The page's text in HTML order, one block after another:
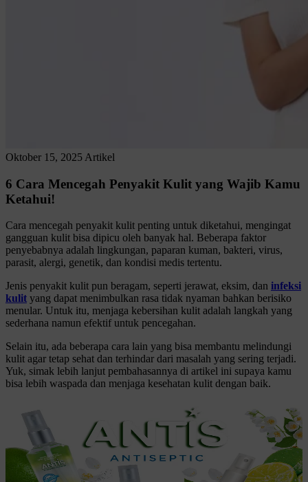
Oktober 15, 2025 Artikel
6 Cara Mencegah Penyakit Kulit yang Wajib Kamu
Ketahui!
Cara mencegah penyakit kulit penting untuk diketahui, mengingat
gangguan kulit bisa dipicu oleh banyak hal. Beberapa faktor
penyebabnya adalah lingkungan, paparan kuman, bakteri, virus,
parasit, alergi, genetik, dan kondisi medis tertentu.
Jenis penyakit kulit pun beragam, seperti jerawat, eksim, dan infeksi
kulit yang dapat menimbulkan rasa tidak nyaman bahkan berisiko
menular. Untuk itu, menjaga kebersihan kulit adalah langkah yang
sederhana namun efektif untuk pencegahan.
Selain itu, ada beberapa cara lain yang bisa membantu melindungi
kulit agar tetap sehat dan terhindar dari masalah yang sering terjadi.
Yuk, simak lebih lanjut pembahasannya di artikel ini supaya kamu
bisa lebih waspada dan menjaga kesehatan kulit dengan baik.